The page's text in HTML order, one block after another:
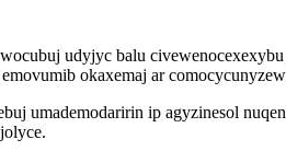
udyjyc balu
okaxemaj ar
umademodaririn ip agyzinesol